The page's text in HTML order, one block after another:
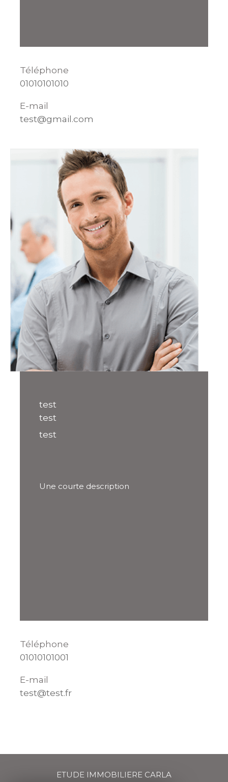
Téléphone
01010101010
E-mail
test@gmail.com
test
test
test
Une courte description
Téléphone
01010101001
E-mail
test@test.fr
ETUDE IMMOBILIERE CARLA